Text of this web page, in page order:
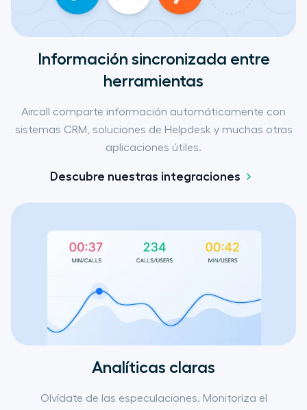
Información sincronizada entre
herramientas
Aircall comparte información automáticamente con
sistemas CRM, soluciones de Helpdesk y muchas otras
aplicaciones útiles.
Descubre nuestras integraciones
Analíticas claras
Olvídate de las especulaciones. Monitoriza el